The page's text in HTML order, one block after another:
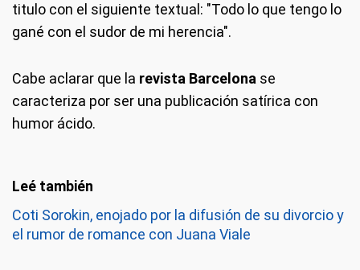
titulo con el siguiente textual: "Todo lo que tengo lo
gané con el sudor de mi herencia".
Cabe aclarar que la revista Barcelona se
caracteriza por ser una publicación satírica con
humor ácido.
Coti Sorokin, enojado por la difusión de su divorcio y
el rumor de romance con Juana Viale